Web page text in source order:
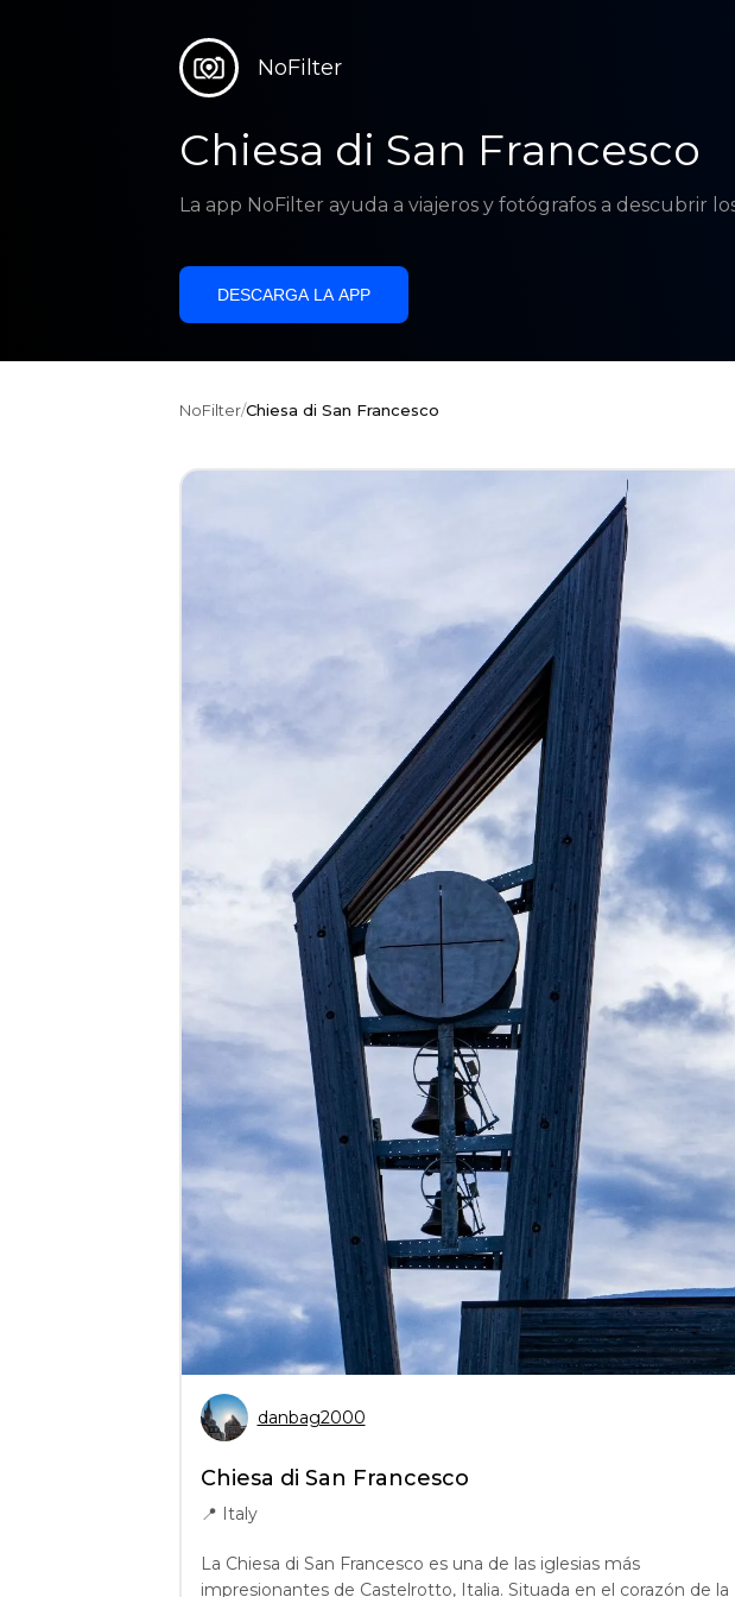
NoFilter
Chiesa di San Francesco
La app NoFilter ayuda a viajeros y fotógrafos a descubrir
DESCARGA LA APP
NoFilter/Chiesa di San Francesco
danbag2000
Chiesa di San Francesco
📍 Italy
La Chiesa di San Francesco es una de las iglesias más
impresionantes de Castelrotto, Italia. Situada en el corazón de la